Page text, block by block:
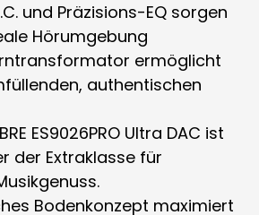
und Präzisions-EQ sorgen
Hörumgebung
ermöglicht
authentischen
ES9026PRO Ultra DAC ist
der Extraklasse für
Bodenkonzept maximiert